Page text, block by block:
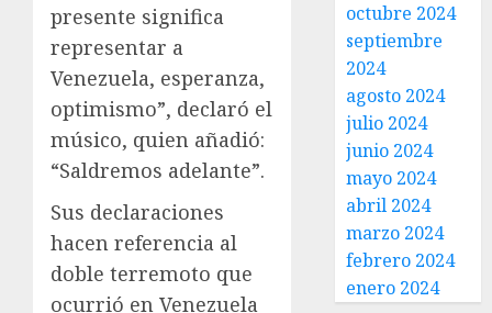
presente significa
representar a
Venezuela, esperanza,
optimismo”, declaró el
músico, quien añadió:
“Saldremos adelante”.
Sus declaraciones
hacen referencia al
doble terremoto que
ocurrió en Venezuela
octubre 2024
septiembre
2024
agosto 2024
julio 2024
junio 2024
mayo 2024
abril 2024
marzo 2024
febrero 2024
enero 2024